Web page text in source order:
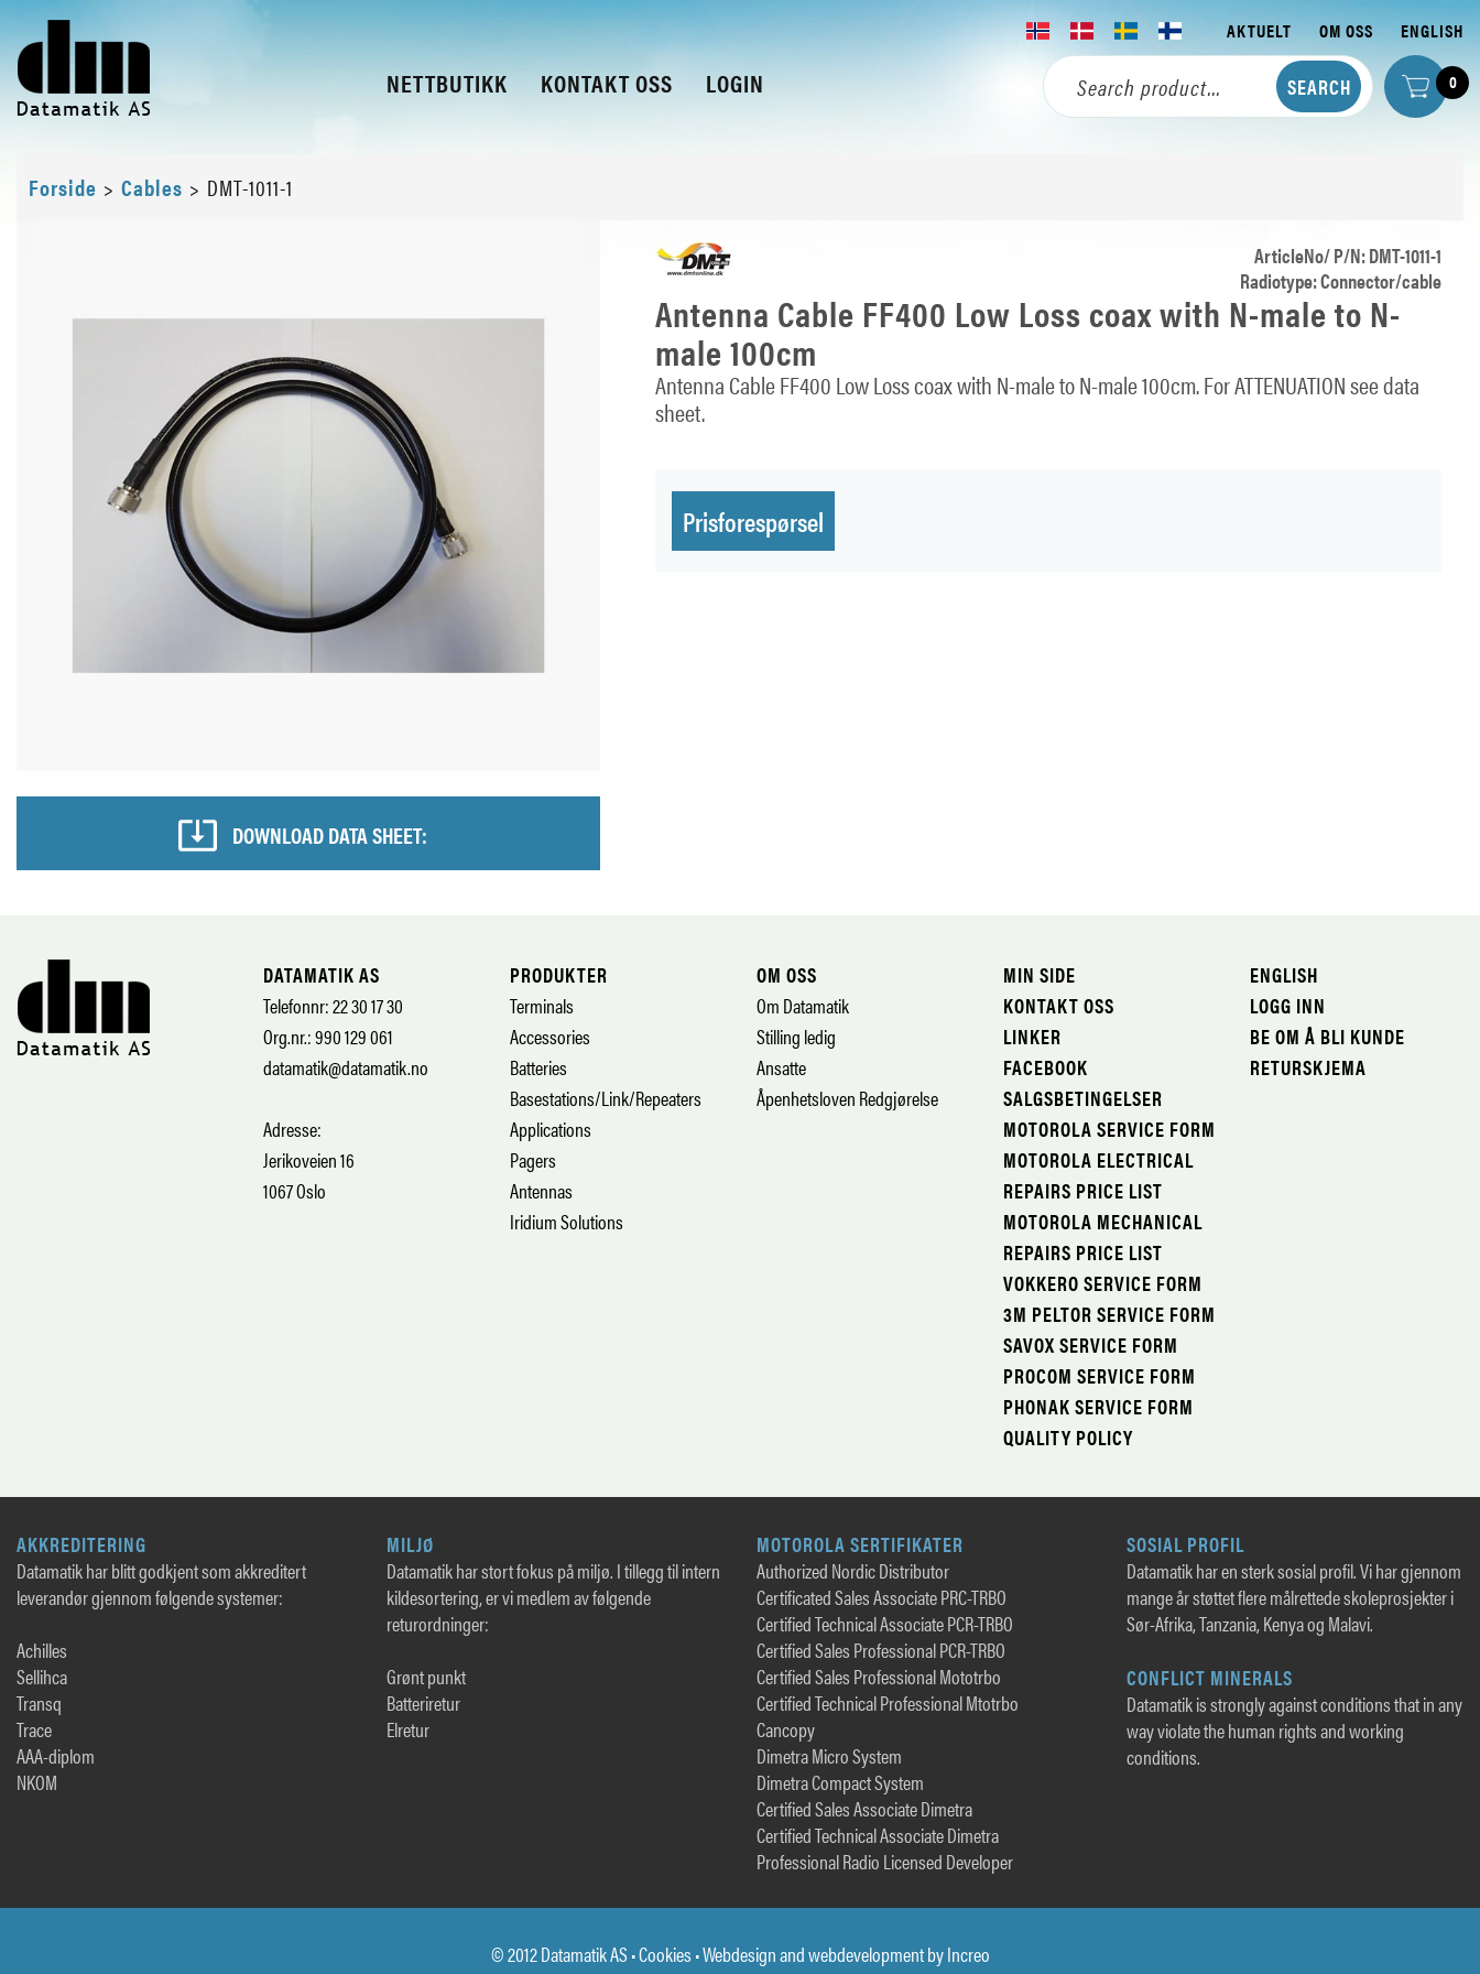
NETTBUTIKK KONTAKT OSS LOGIN
AKTUELT OM OSS ENGLISH
0
Forside > Cables > DMT-1011-1
DOWNLOAD DATA SHEET:
ArticleNo/ P/N: DMT-1011-1
Radiotype: Connector/cable
Antenna Cable FF400 Low Loss coax with N-male to N-
male 100cm
Antenna Cable FF400 Low Loss coax with N-male to N-male 100cm. For ATTENUATION see data
sheet.
Prisforespørsel
DATAMATIK AS
Telefonnr: 22 30 17 30
Org.nr.: 990 129 061
datamatik@datamatik.no
Adresse:
Jerikoveien 16
1067 Oslo
PRODUKTER
Terminals
Accessories
Batteries
Basestations/Link/Repeaters
Applications
Pagers
Antennas
Iridium Solutions
OM OSS
Om Datamatik
Stilling ledig
Ansatte
Åpenhetsloven Redgjørelse
MIN SIDE
KONTAKT OSS
LINKER
FACEBOOK
SALGSBETINGELSER
MOTOROLA SERVICE FORM
MOTOROLA ELECTRICAL
REPAIRS PRICE LIST
MOTOROLA MECHANICAL
REPAIRS PRICE LIST
VOKKERO SERVICE FORM
3M PELTOR SERVICE FORM
SAVOX SERVICE FORM
PROCOM SERVICE FORM
PHONAK SERVICE FORM
QUALITY POLICY
ENGLISH
LOGG INN
BE OM Å BLI KUNDE
RETURSKJEMA
AKKREDITERING
Datamatik har blitt godkjent som akkreditert
leverandør gjennom følgende systemer:
Achilles
Sellihca
Transq
Trace
AAA-diplom
NKOM
MILJØ
Datamatik har stort fokus på miljø. I tillegg til intern
kildesortering, er vi medlem av følgende
returordninger:
Grønt punkt
Batteriretur
Elretur
MOTOROLA SERTIFIKATER
Authorized Nordic Distributor
Certificated Sales Associate PRC-TRBO
Certified Technical Associate PCR-TRBO
Certified Sales Professional PCR-TRBO
Certified Sales Professional Mototrbo
Certified Technical Professional Mtotrbo
Cancopy
Dimetra Micro System
Dimetra Compact System
Certified Sales Associate Dimetra
Certified Technical Associate Dimetra
Professional Radio Licensed Developer
SOSIAL PROFIL
Datamatik har en sterk sosial profil. Vi har gjennom
mange år støttet flere målrettede skoleprosjekter i
Sør-Afrika, Tanzania, Kenya og Malavi.
CONFLICT MINERALS
Datamatik is strongly against conditions that in any
way violate the human rights and working
conditions.
© 2012 Datamatik AS •Cookies • Webdesign and webdevelopment byIncreo